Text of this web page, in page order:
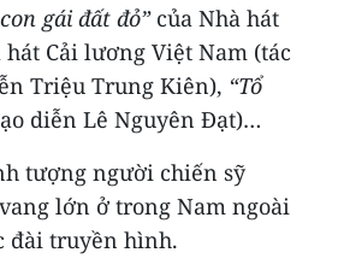
gái đất đỏ”của Nhà hát
Cải lương Việt Nam (tác
Triệu Trung Kiên), “Tổ
diễn Lê Nguyên Đạt)…
tượng người chiến sỹ
lớn ở trong Nam ngoài
đài truyền hình.